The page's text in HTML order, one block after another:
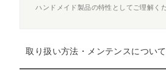
ハンドメイド製品の特性としてご理解く
取り扱い方法・メンテンスについて